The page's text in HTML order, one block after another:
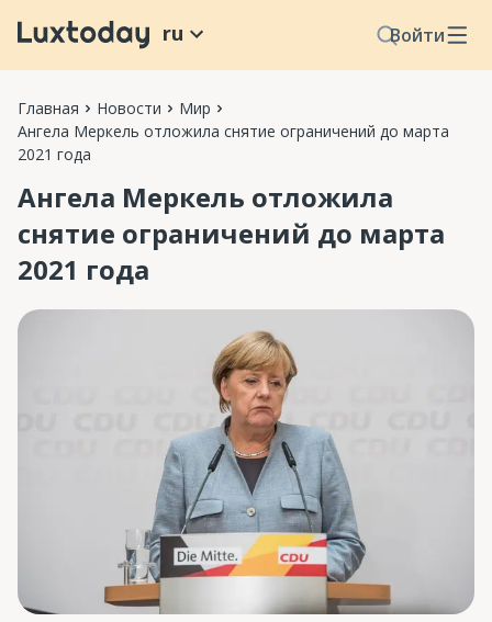
Войти
ru
Главная Новости
Мир
Ангела Меркель отложила снятие ограничений до марта
2021 года
Ангела Меркель отложила
снятие ограничений до марта
2021 года